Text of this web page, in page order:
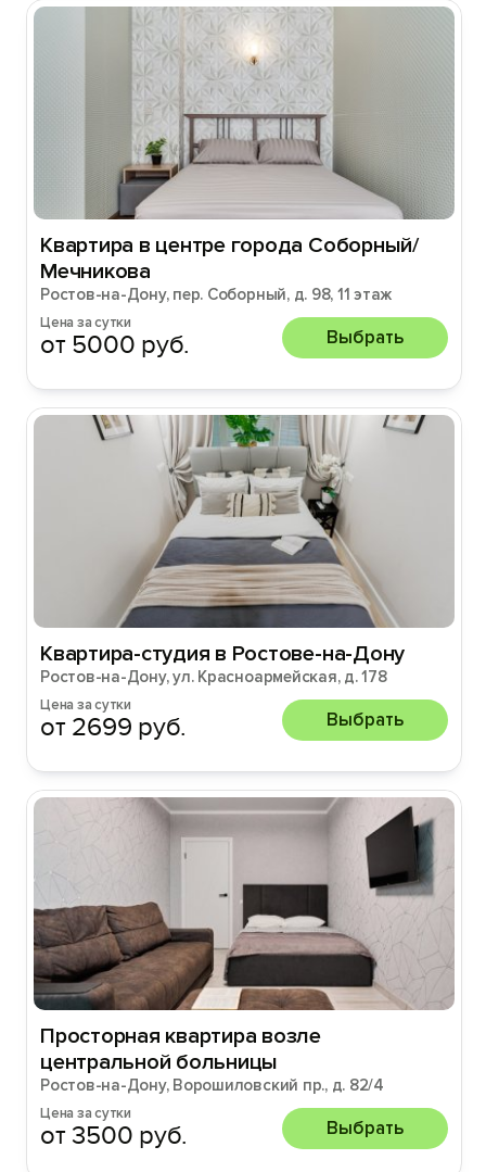
Квартира в центре города Соборный/
Мечникова
Ростов-на-Дону, пер. Соборный, д. 98, 11 этаж
Цена за сутки
от 5000 руб. Выбрать
Квартира-студия в Ростове-на-Дону
Ростов-на-Дону, ул. Красноармейская, д. 178
Цена за сутки
от 2699 руб. Выбрать
Просторная квартира возле
центральной больницы
Ростов-на-Дону, Ворошиловский пр., д. 82/4
Цена за сутки
от 3500 руб. Выбрать